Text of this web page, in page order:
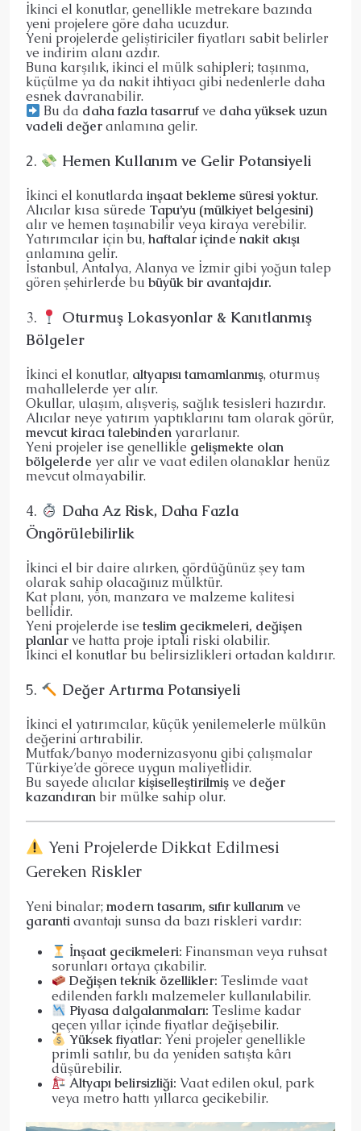
İkinci el konutlar, genellikle metrekare bazında
yeni projelere göre daha ucuzdur.
Yeni projelerde geliştiriciler fiyatları sabit belirler
ve indirim alanı azdır.
Buna karşılık, ikinci el mülk sahipleri; taşınma,
küçülme ya da nakit ihtiyacı gibi nedenlerle daha
esnek davranabilir.
Bu da daha fazla tasarrufve daha yüksek uzun
vadeli değeranlamına gelir.
2. Hemen Kullanım ve Gelir Potansiyeli
İkinci el konutlarda inşaat bekleme süresi yoktur.
Alıcılar kısa sürede Tapu’yu (mülkiyet belgesini)
alır ve hemen taşınabilir veya kiraya verebilir.
Yatırımcılar için bu, haftalar içinde nakit akışı
anlamına gelir.
İstanbul, Antalya, Alanya ve İzmir gibi yoğun talep
gören şehirlerde bu büyük bir avantajdır.
3.
Oturmuş Lokasyonlar & Kanıtlanmış
Bölgeler
İkinci el konutlar, altyapısı tamamlanmış, oturmuş
mahallelerde yer alır.
Okullar, ulaşım, alışveriş, sağlık tesisleri hazırdır.
Alıcılar neye yatırım yaptıklarını tam olarak görür,
mevcut kiracı talebindenyararlanır.
Yeni projeler ise genellikle gelişmekte olan
bölgelerde yer alır ve vaat edilen olanaklar henüz
mevcut olmayabilir.
4.
Daha Az Risk, Daha Fazla
Öngörülebilirlik
İkinci el bir daire alırken, gördüğünüz şey tam
olarak sahip olacağınız mülktür.
Kat planı, yön, manzara ve malzeme kalitesi
bellidir.
Yeni projelerde ise teslim gecikmeleri, değişen
planlarve hatta proje iptali riski olabilir.
İkinci el konutlar bu belirsizlikleri ortadan kaldırır.
5. Değer Artırma Potansiyeli
İkinci el yatırımcılar, küçük yenilemelerle mülkün
değerini artırabilir.
Mutfak/banyo modernizasyonu gibi çalışmalar
Türkiye’de görece uygun maliyetlidir.
Bu sayede alıcılar kişiselleştirilmişve değer
kazandıran bir mülke sahip olur.
Yeni Projelerde Dikkat Edilmesi
Gereken Riskler
Yeni binalar; modern tasarım, sıfır kullanımve
garantiavantajı sunsa da bazı riskleri vardır:
İnşaat gecikmeleri: Finansman veya ruhsat
sorunları ortaya çıkabilir.
Değişen teknik özellikler: Teslimde vaat
edilenden farklı malzemeler kullanılabilir.
Piyasa dalgalanmaları: Teslime kadar
geçen yıllar içinde fiyatlar değişebilir.
Yüksek fiyatlar: Yeni projeler genellikle
primli satılır, bu da yeniden satışta kârı
düşürebilir.
Altyapı belirsizliği: Vaat edilen okul, park
veya metro hattı yıllarca gecikebilir.